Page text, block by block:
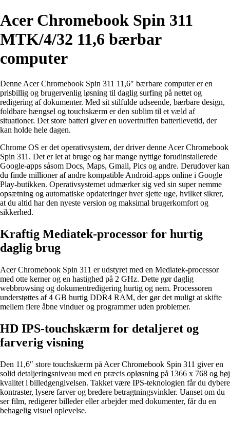
Acer Chromebook Spin 311
MTK/4/32 11,6 bærbar
computer
Denne Acer Chromebook Spin 311 11,6″ bærbare computer er en
prisbillig og brugervenlig løsning til daglig surfing på nettet og
redigering af dokumenter. Med sit stilfulde udseende, bærbare design,
foldbare hængsel og touchskærm er den sublim til et væld af
situationer. Det store batteri giver en uovertruffen batterilevetid, der
kan holde hele dagen.
Chrome OS er det operativsystem, der driver denne Acer Chromebook
Spin 311. Det er let at bruge og har mange nyttige forudinstallerede
Google-apps såsom Docs, Maps, Gmail, Pics og andre. Derudover kan
du finde millioner af andre kompatible Android-apps online i Google
Play-butikken. Operativsystemet udmærker sig ved sin super nemme
opsætning og automatiske opdateringer hver sjette uge, hvilket sikrer,
at du altid har den nyeste version og maksimal brugerkomfort og
sikkerhed.
Kraftig Mediatek-processor for hurtig
daglig brug
Acer Chromebook Spin 311 er udstyret med en Mediatek-processor
med otte kerner og en hastighed på 2 GHz. Dette gør daglig
webbrowsing og dokumentredigering hurtig og nem. Processoren
understøttes af 4 GB hurtig DDR4 RAM, der gør det muligt at skifte
mellem flere åbne vinduer og programmer uden problemer.
HD IPS-touchskærm for detaljeret og
farverig visning
Den 11,6″ store touchskærm på Acer Chromebook Spin 311 giver en
solid detaljeringsniveau med en præcis opløsning på 1366 x 768 og høj
kvalitet i billedgengivelsen. Takket være IPS-teknologien får du dybere
kontraster, lysere farver og bredere betragtningsvinkler. Uanset om du
ser film, redigerer billeder eller arbejder med dokumenter, får du en
behagelig visuel oplevelse.